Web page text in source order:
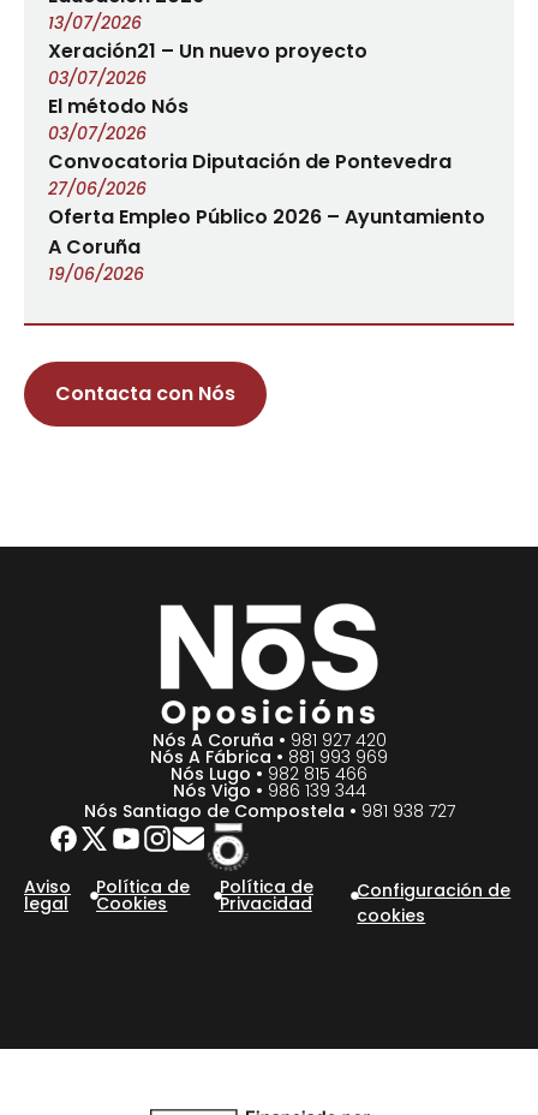
13/07/2026
Xeración21 – Un nuevo proyecto
03/07/2026
El método Nós
03/07/2026
Convocatoria Diputación de Pontevedra
27/06/2026
Oferta Empleo Público 2026 – Ayuntamiento
A Coruña
19/06/2026
Contacta con Nós
Nós A Coruña • 981 927 420
Nós A Fábrica • 881 993 969
Nós Lugo • 982 815 466
Nós Vigo • 986 139 344
Nós Santiago de Compostela • 981 938 727
Aviso
legal
Política de
Cookies
Política de
Privacidad
Configuración de
cookies